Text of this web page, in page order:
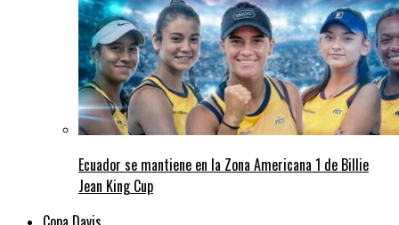
Ecuador se mantiene en la Zona Americana 1 de Billie
Jean King Cup